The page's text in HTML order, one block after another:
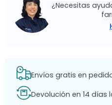
¿Necesitas
Envíos gratis en
Devolución en 14 días